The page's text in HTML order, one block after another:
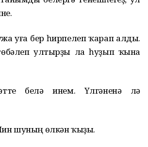
уға бер һирпелеп ҡарап алды.
ултырҙы ла һуҙып ҡына
белә инем. Үлгәненә лә
шуның өлкән ҡыҙы.